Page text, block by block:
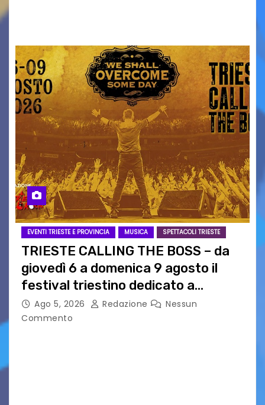
EVENTI TRIESTE E PROVINCIA MUSICA SPETTACOLI TRIESTE
TRIESTE CALLING THE BOSS – da
giovedì 6 a domenica 9 agosto il
festival triestino dedicato a
Springsteen
Ago 5, 2026 Redazione
Nessun
Commento